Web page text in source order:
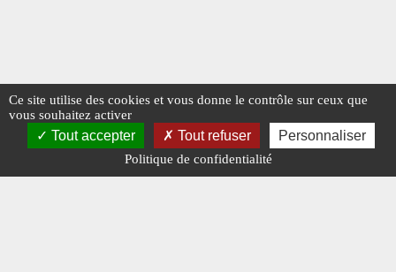
Ce site utilise des cookies et vous donne le contrôle sur ceux que
vous souhaitez activer
Tout accepter Tout refuser Personnaliser
Politique de confidentialité